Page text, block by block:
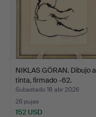
NIKLAS GÖRAN. Dibujo a
tinta, firmado -62.
Subastado 18 abr 2026
26 pujas
152 USD